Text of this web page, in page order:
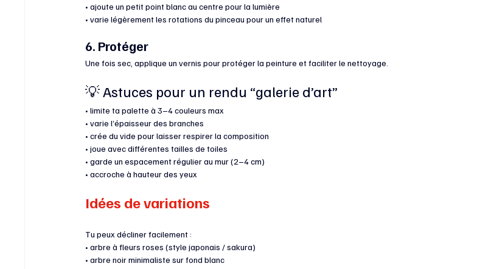
• ajoute un petit point blanc au centre pour la lumière
• varie légèrement les rotations du pinceau pour un effet naturel
6. Protéger
Une fois sec, applique un vernis pour protéger la peinture et faciliter le nettoyage.
💡 Astuces pour un rendu “galerie d’art”
• limite ta palette à 3–4 couleurs max
• varie l’épaisseur des branches
• crée du vide pour laisser respirer la composition
• joue avec différentes tailles de toiles
• garde un espacement régulier au mur (2–4 cm)
• accroche à hauteur des yeux
Idées de variations
Tu peux décliner facilement :
• arbre à fleurs roses (style japonais / sakura)
• arbre noir minimaliste sur fond blanc